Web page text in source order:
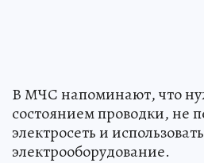
В МЧС напоминают, что
состоянием проводки, не
электросеть и
электрооборудование.